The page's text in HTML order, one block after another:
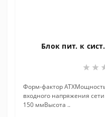
Блок пит. к
Форм-фактор
входного напряжения
150 ммВысота ..